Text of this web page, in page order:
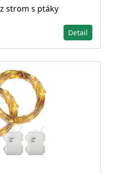
strom s ptáky
Detail